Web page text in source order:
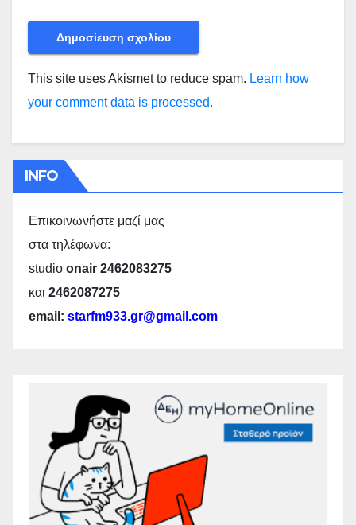
This site uses Akismet to reduce spam. Learn how
your comment data is processed.
INFO
Επικοινωνήστε μαζί μας
στα τηλέφωνα:
studio onair 2462083275
και 2462087275
email: starfm933.gr@gmail.com